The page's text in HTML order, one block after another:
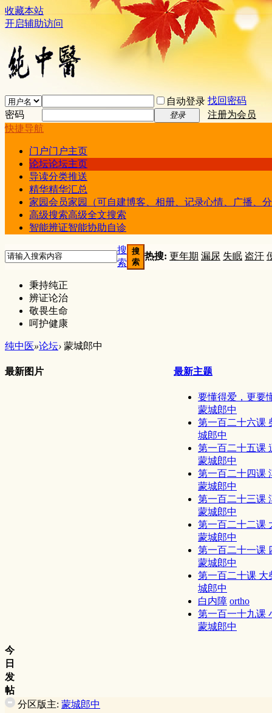
收藏本站
开启辅助访问
自动登录 找回密码
密码
登录
注册为会员
快捷导航
门户门户主页
论坛论坛主页
导读分类推送
精华精华汇总
家园会员家园（可自建博客、相册、记录心情、广播、
高级搜索高级全文搜索
智能辨证智能协助自诊
搜
索
搜
索
热搜: 更年期 漏尿 失眠 盗汗
秉持纯正
辨证论治
敬畏生命
呵护健康
纯中医»论坛› 蒙城郎中
最新图片 最新主题
要懂得爱，更要
蒙城郎中
第一百二十六课
城郎中
第一百二十五课
蒙城郎中
第一百二十四课
蒙城郎中
第一百二十三课
蒙城郎中
第一百二十二课
蒙城郎中
第一百二十一课
蒙城郎中
第一百二十课 大
城郎中
白内障 ortho
第一百一十九课
蒙城郎中
今
日
发
帖
分区版主: 蒙城郎中